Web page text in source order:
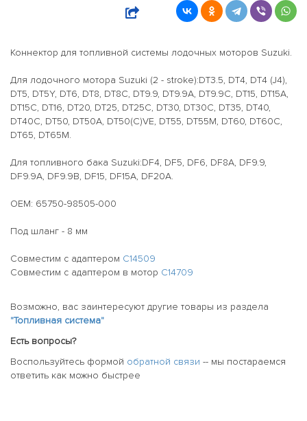
Коннектор для топливной системы лодочных моторов Suzuki.
Для лодочного мотора Suzuki (2 - stroke):DT3.5, DT4, DT4 (J4),
DT5, DT5Y, DT6, DT8, DT8C, DT9.9, DT9.9A, DT9.9C, DT15, DT15A,
DT15C, DT16, DT20, DT25, DT25C, DT30, DT30C, DT35, DT40,
DT40C, DT50, DT50A, DT50(C)VE, DT55, DT55M, DT60, DT60C,
DT65, DT65M.
Для топливного бака Suzuki:DF4, DF5, DF6, DF8A, DF9.9,
DF9.9A, DF9.9B, DF15, DF15A, DF20A.
OEM: 65750-98505-000
Под шланг - 8 мм
Совместим с адаптером C14509
Совместим с адаптером в мотор C14709
Возможно, вас заинтересуют другие товары из раздела
"Топливная система"
Есть вопросы?
Воспользуйтесь формой обратной связи -- мы постараемся
ответить как можно быстрее